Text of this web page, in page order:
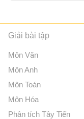
Giải bài tập
Môn Văn
Môn Anh
Môn Toán
Môn Hóa
Phân tích Tây Tiến